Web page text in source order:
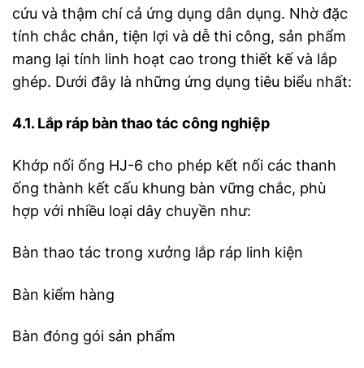
cứu và thậm chí cả ứng dụng dân dụng. Nhờ đặc
tính chắc chắn, tiện lợi và dễ thi công, sản phẩm
mang lại tính linh hoạt cao trong thiết kế và lắp
ghép. Dưới đây là những ứng dụng tiêu biểu nhất:
4.1. Lắp ráp bàn thao tác công nghiệp
Khớp nối ống HJ-6 cho phép kết nối các thanh
ống thành kết cấu khung bàn vững chắc, phù
hợp với nhiều loại dây chuyền như:
Bàn thao tác trong xưởng lắp ráp linh kiện
Bàn kiểm hàng
Bàn đóng gói sản phẩm